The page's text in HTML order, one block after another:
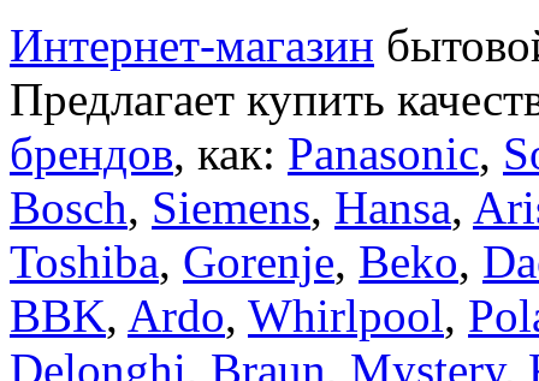
Интернет-магазин
Предлагает купить
брендов, как: Panasonic,
Bosch, Siemens, Hansa,
Toshiba, Gorenje, Beko,
BBK, Ardo, Whirlpool,
Delonghi, Braun, Mystery,